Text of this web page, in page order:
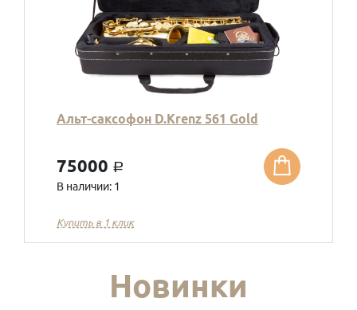
Альт-саксофон D.Krenz 561 Gold
75000 a
В наличии: 1
Купить в 1 клик
Новинки